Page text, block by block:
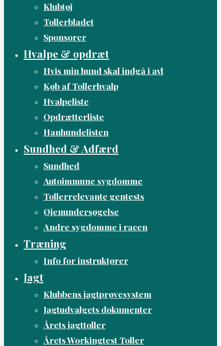
Klubtøj
Tollerbladet
Sponsorer
Hvalpe & opdræt
Hvis min hund skal indgå i avl
Køb af Tollerhvalp
Hvalpeliste
Opdrætterliste
Hanhundelisten
Sundhed & Adfærd
Sundhed
Autoimmune sygdomme
Tollerrelevante gentests
Øjenundersøgelse
Andre sygdomme i racen
Træning
Info for instruktører
Jagt
Klubbens jagtprøvesystem
Jagtudvalgets dokumenter
Årets jagttoller
Årets Workingtest Toller